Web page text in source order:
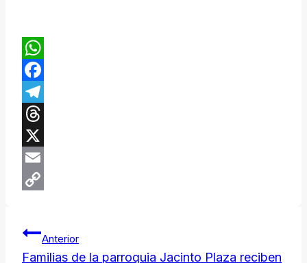
WhatsApp
Facebook
Telegram
Threads
X
Email
Navegación
Anterior
Familias de la parroquia Jacinto Plaza reciben